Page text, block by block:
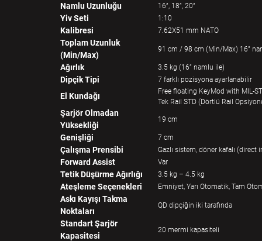
Namlu Uzunluğu 16”, 18”, 20”
Yiv Seti 1:10
Kalibresi 7.62X51 mm NATO
Toplam Uzunluk
(Min/Max)
91 cm / 98 cm (Min/Max) 16”
Ağırlık 3.5 kg (16” namlu ile)
Dipçik Tipi 7 farklı pozisyona ayarlanabilir
El Kundağı
Free floating KeyMod with MIL-
Tek Rail STD (Dörtlü Rail
Şarjör Olmadan
Yüksekliği
19 cm
Genişliği 7 cm
Çalışma Prensibi Gazlı sistem, döner kafalı (direct
Forward Assist Var
Tetik Düşürme Ağırlığı 3.5 kg – 4.5 kg
Ateşleme Seçenekleri Emniyet, Yarı Otomatik, Tam
Askı Kayışı Takma
Noktaları
QD dipçiğin iki tarafında
Standart Şarjör
Kapasitesi
20 mermi kapasiteli